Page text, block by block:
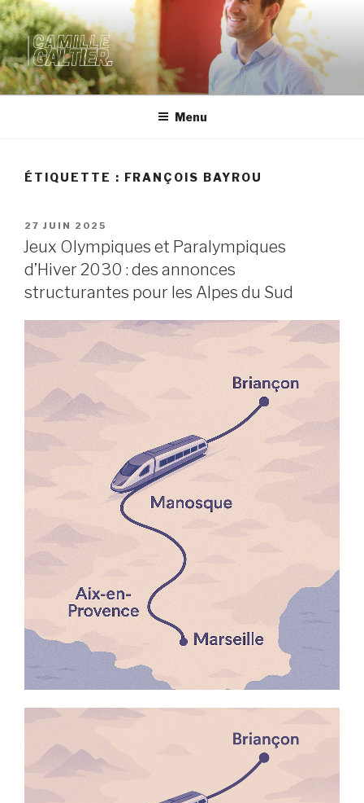
SITE OFFICIEL DE CAMILLE
Menu
ÉTIQUETTE : FRANÇOIS BAYROU
27 JUIN 2025
Jeux Olympiques et Paralympiques
d’Hiver 2030 : des annonces
structurantes pour les Alpes du Sud